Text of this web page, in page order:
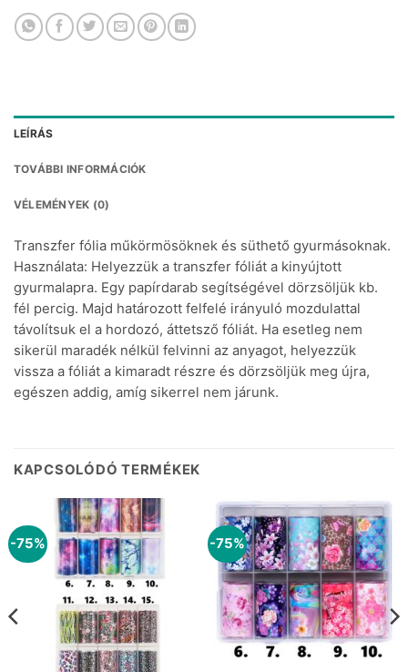
LEÍRÁS
TOVÁBBI INFORMÁCIÓK
VÉLEMÉNYEK (0)
Transzfer fólia műkörmösöknek és süthető gyurmásoknak.
Használata: Helyezzük a transzfer fóliát a kinyújtott
gyurmalapra. Egy papírdarab segítségével dörzsöljük kb.
fél percig. Majd határozott felfelé irányuló mozdulattal
távolítsuk el a hordozó, áttetsző fóliát. Ha esetleg nem
sikerül maradék nélkül felvinni az anyagot, helyezzük
vissza a fóliát a kimaradt részre és dörzsöljük meg újra,
egészen addig, amíg sikerrel nem járunk.
KAPCSOLÓDÓ TERMÉKEK
-75% -75%